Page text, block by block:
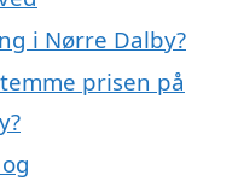
i Nørre Dalby?
prisen på